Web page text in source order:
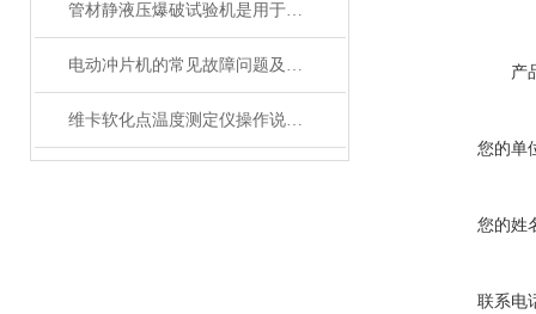
管材静液压爆破试验机是用于评估管材耐压性能的设备
电动冲片机的常见故障问题及解决方法分享
维卡软化点温度测定仪操作说明与安装方式
产
您的单
您的姓
联系电